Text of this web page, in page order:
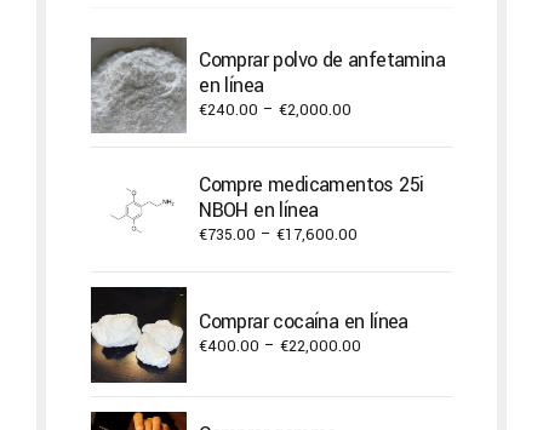
Comprar polvo de anfetamina
en línea
€240.00 – €2,000.00
through
Compre medicamentos 25i
NBOH en línea
€735.00 – €17,600.00
through
€17,600.00
Comprar cocaína en línea
€400.00 – €22,000.00